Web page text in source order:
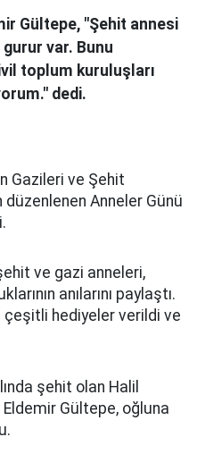
Gültepe, "Şehit annesi
var. Bunu
toplum kuruluşları
dedi.
Gazileri ve Şehit
düzenlenen Anneler Günü
ve gazi anneleri,
anılarını paylaştı.
çeşitli hediyeler verildi ve
şehit olan Halil
Eldemir Gültepe, oğluna